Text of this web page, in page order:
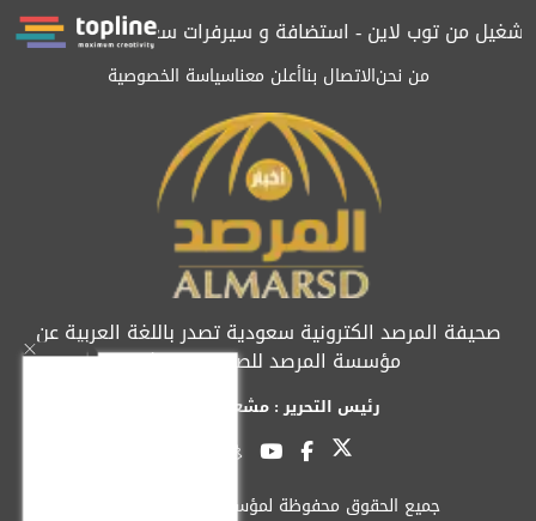
من توب لاين - استضافة و سيرفرات سعوديةالمرصد حاصلة على
من نحنالاتصال بناأعلن معناسياسة الخصوصية
صحيفة المرصد الكترونية سعودية تصدر باللغة العربية عن
مؤسسة المرصد للصحافة والنشر
رئيس التحرير : مشعل العريفي
جميع الحقوق محفوظة لمؤسسة المرصد © 2026